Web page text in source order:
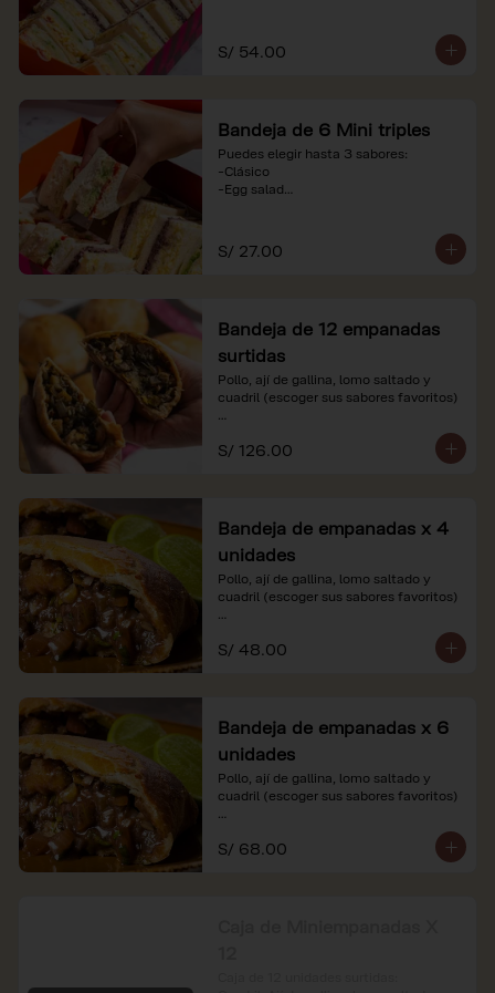
referenciales.
S/ 54.00
Bandeja de 6 Mini triples
Puedes elegir hasta 3 sabores:
-Clásico
-Egg salad
referenciales.
S/ 27.00
Bandeja de 12 empanadas
surtidas
Pollo, ají de gallina, lomo saltado y
cuadril (escoger sus sabores favoritos)
*Nuestros precios están expresados en
soles e incluyen impuestos de ley y
S/ 126.00
Bandeja de empanadas x 4
unidades
Pollo, ají de gallina, lomo saltado y
cuadril (escoger sus sabores favoritos)
*Nuestros precios están expresados en
soles e incluyen impuestos de ley y
S/ 48.00
Bandeja de empanadas x 6
unidades
Pollo, ají de gallina, lomo saltado y
cuadril (escoger sus sabores favoritos)
*Nuestros precios están expresados en
soles e incluyen impuestos de ley y
S/ 68.00